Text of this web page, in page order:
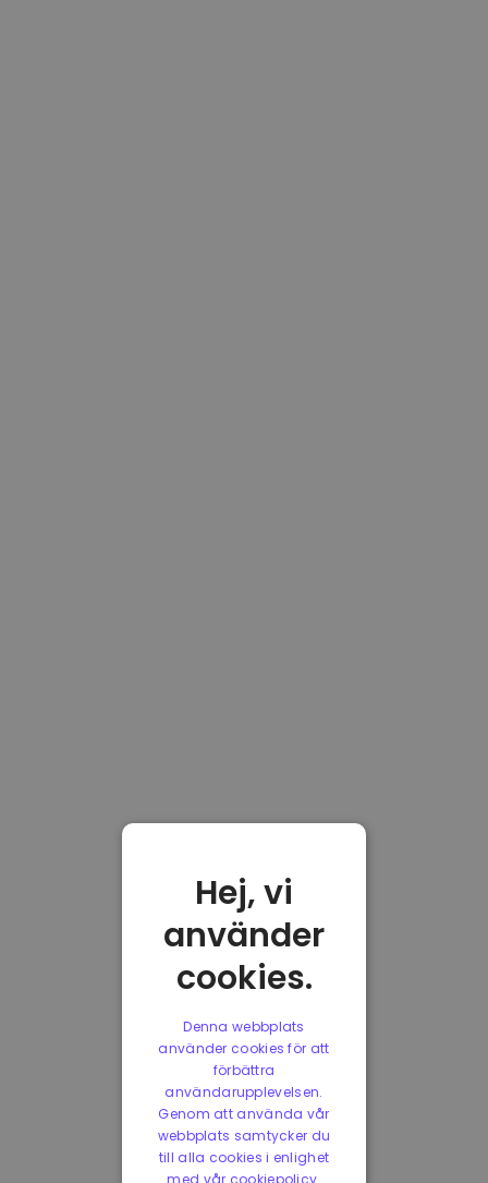
Hej, vi
använder
cookies.
Denna webbplats
använder cookies för att
förbättra
användarupplevelsen.
Genom att använda vår
webbplats samtycker du
till alla cookies i enlighet
med vår cookiepolicy.